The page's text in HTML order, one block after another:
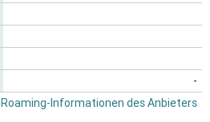
-
Roaming-Informationen des Anbieters